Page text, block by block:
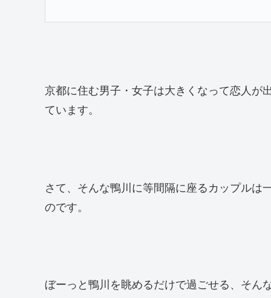
京都に住む男子・女子は大きくなって恋人が
ています。
さて、そんな鴨川に等間隔に座るカップルは
のです。
ぼーっと鴨川を眺めるだけで過ごせる、そん